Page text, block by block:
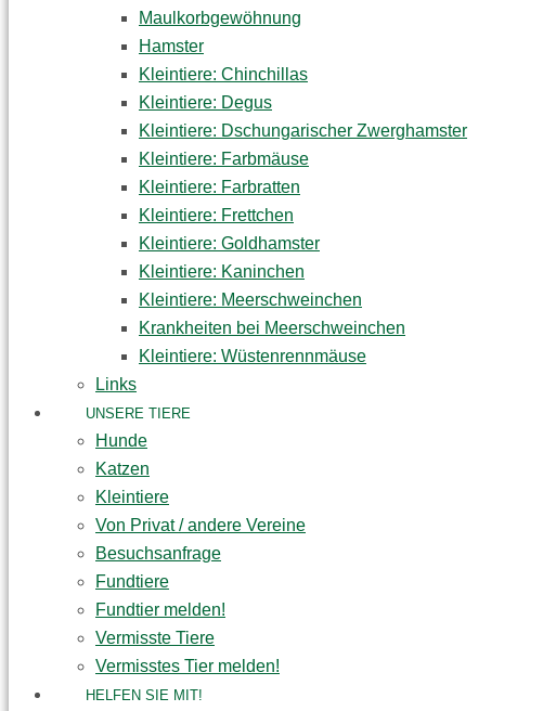
Maulkorbgewöhnung
Hamster
Kleintiere: Chinchillas
Kleintiere: Degus
Kleintiere: Dschungarischer Zwerghamster
Kleintiere: Farbmäuse
Kleintiere: Farbratten
Kleintiere: Frettchen
Kleintiere: Goldhamster
Kleintiere: Kaninchen
Kleintiere: Meerschweinchen
Krankheiten bei Meerschweinchen
Kleintiere: Wüstenrennmäuse
Links
UNSERE TIERE
Hunde
Katzen
Kleintiere
Von Privat / andere Vereine
Besuchsanfrage
Fundtiere
Fundtier melden!
Vermisste Tiere
Vermisstes Tier melden!
HELFEN SIE MIT!